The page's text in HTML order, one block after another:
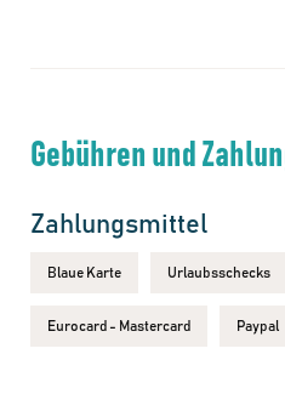
Gebühren und
Zahlungsmittel
Blaue Karte Urlaubsschecks
Eurocard - Mastercard Paypal